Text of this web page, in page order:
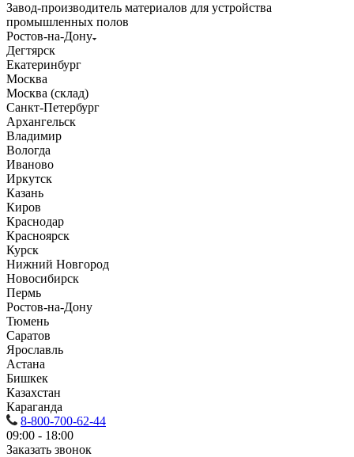
Завод-производитель материалов для устройства
промышленных полов
Ростов-на-Дону
Дегтярск
Екатеринбург
Москва
Москва (склад)
Санкт-Петербург
Архангельск
Владимир
Вологда
Иваново
Иркутск
Казань
Киров
Краснодар
Красноярск
Курск
Нижний Новгород
Новосибирск
Пермь
Ростов-на-Дону
Тюмень
Саратов
Ярославль
Астана
Бишкек
Казахстан
Караганда
8-800-700-62-44
09:00 - 18:00
Заказать звонок